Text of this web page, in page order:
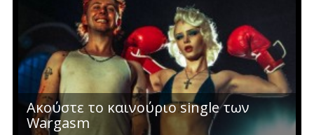
Ακούστε το καινούριο single των
Wargasm